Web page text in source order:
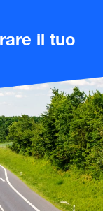
il tuo